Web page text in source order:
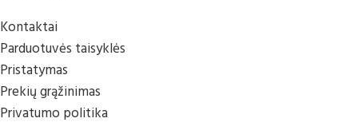
Kontaktai
Parduotuvės taisyklės
Pristatymas
Prekių grąžinimas
Privatumo politika